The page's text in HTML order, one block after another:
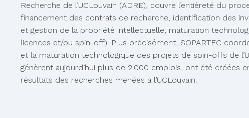
Recherche de l’UCLouvain (ADRE), couvre l’entièreté du
financement des contrats de recherche, identification des
et gestion de la propriété intellectuelle, maturation
licences et/ou spin-off). Plus précisément, SOPARTEC
et la maturation technologique des projets de spin-offs de
génèrent aujourd’hui plus de 2.000 emplois, ont été créées
résultats des recherches menées à l’UCLouvain.